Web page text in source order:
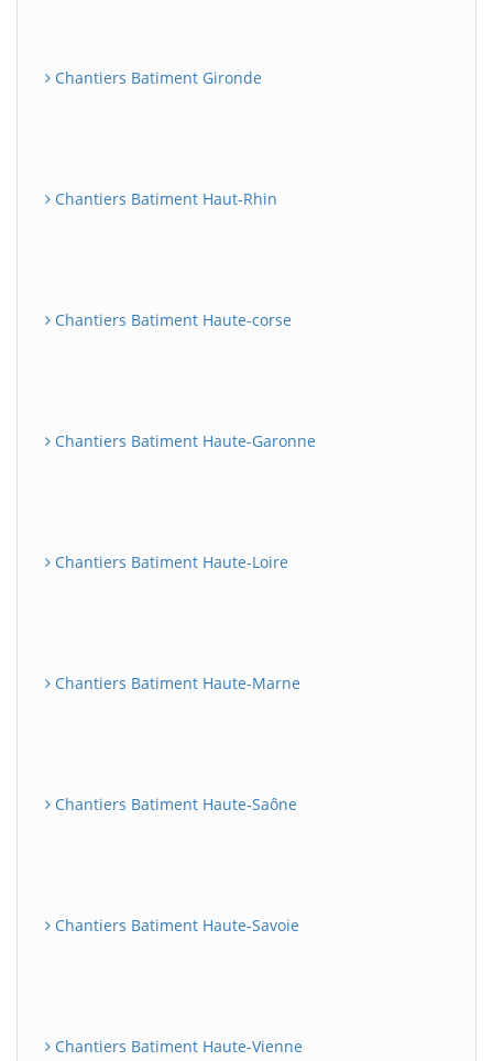
Chantiers Batiment Gironde
Chantiers Batiment Haut-Rhin
Chantiers Batiment Haute-corse
Chantiers Batiment Haute-Garonne
Chantiers Batiment Haute-Loire
Chantiers Batiment Haute-Marne
Chantiers Batiment Haute-Saône
Chantiers Batiment Haute-Savoie
Chantiers Batiment Haute-Vienne